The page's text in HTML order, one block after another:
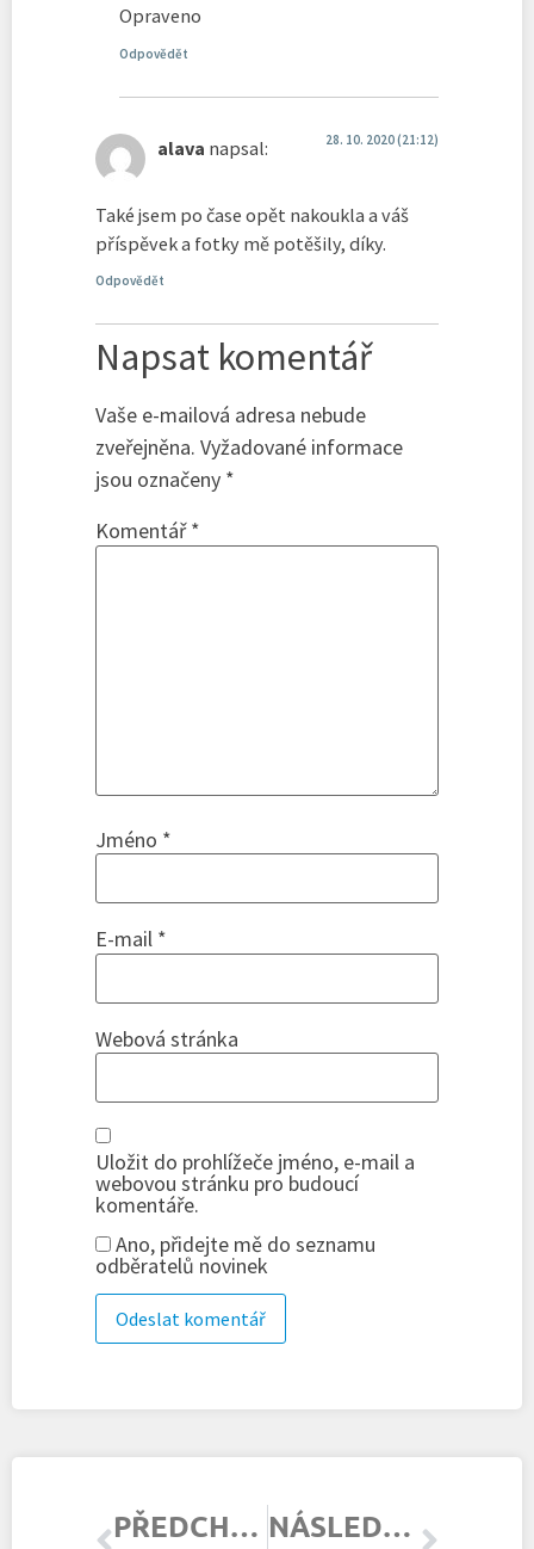
Opraveno
Odpovědět
alava napsal: 28. 10. 2020 (21:12)
Také jsem po čase opět nakoukla a váš
příspěvek a fotky mě potěšily, díky.
Odpovědět
Napsat komentář
Vaše e-mailová adresa nebude
zveřejněna. Vyžadované informace
jsou označeny *
Komentář*
Jméno *
E-mail *
Webová stránka
Uložit do prohlížeče jméno, e-mail a
webovou stránku pro budoucí
komentáře.
Ano, přidejte mě do seznamu
odběratelů novinek
PŘEDCHOZÍ ČLÁNEK NÁSLEDUJÍCÍ ČLÁNEK